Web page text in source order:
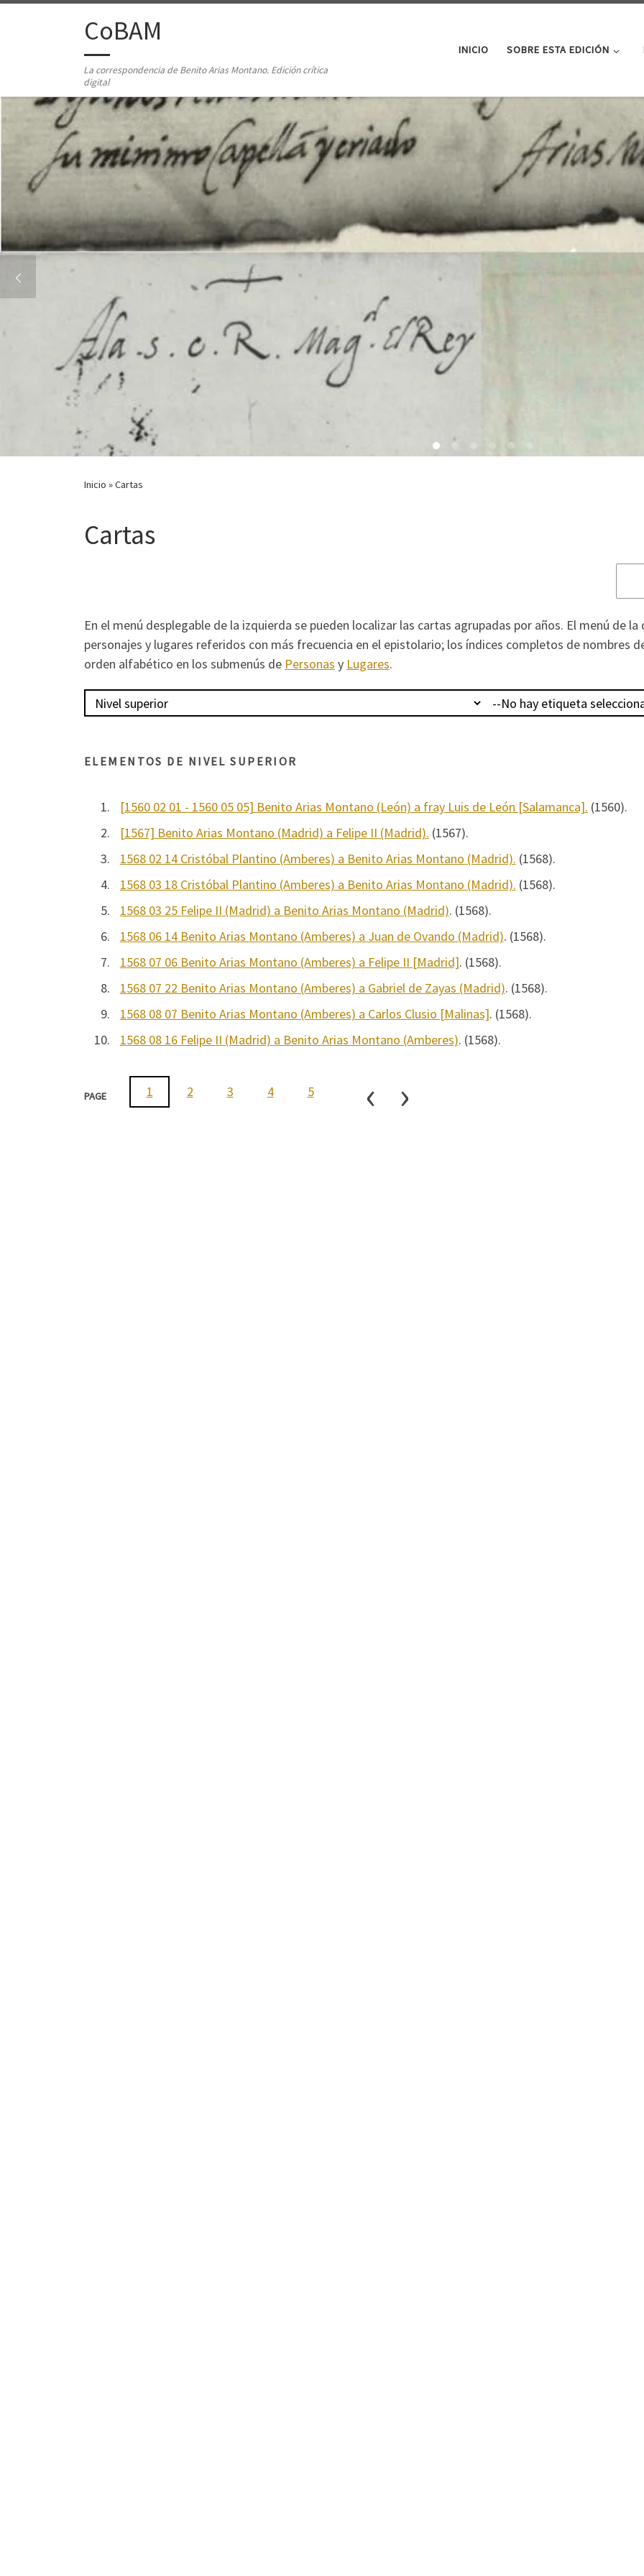
Saltar al contenidoCoBAM
La correspondencia de Benito Arias Montano. Edición crítica
digital
INICIO SOBRE ESTA EDICIÓN
Inicio »Cartas
Cartas
En el menú desplegable de la izquierda se pueden localizar las cartas agrupadas por años. El menú de
personajes y lugares referidos con más frecuencia en el epistolario; los índices completos de nombres
orden alfabético en los submenús de Personas y Lugares.
ELEMENTOS DE NIVEL SUPERIOR
1. [1560 02 01 - 1560 05 05] Benito Arias Montano (León) a fray Luis de León [Salamanca]. (1560).
2.
[1567] Benito Arias Montano (Madrid) a Felipe II (Madrid). (1567).
3.
1568 02 14 Cristóbal Plantino (Amberes) a Benito Arias Montano (Madrid). (1568).
4.
1568 03 18 Cristóbal Plantino (Amberes) a Benito Arias Montano (Madrid). (1568).
5.
1568 03 25 Felipe II (Madrid) a Benito Arias Montano (Madrid). (1568).
6.
1568 06 14 Benito Arias Montano (Amberes) a Juan de Ovando (Madrid). (1568).
7.
1568 07 06 Benito Arias Montano (Amberes) a Felipe II [Madrid]. (1568).
8.
1568 07 22 Benito Arias Montano (Amberes) a Gabriel de Zayas (Madrid). (1568).
9.
1568 08 07 Benito Arias Montano (Amberes) a Carlos Clusio [Malinas]. (1568).
10.
1568 08 16 Felipe II (Madrid) a Benito Arias Montano (Amberes). (1568).
PAGE 1 2 3 4 5 ‹ ›